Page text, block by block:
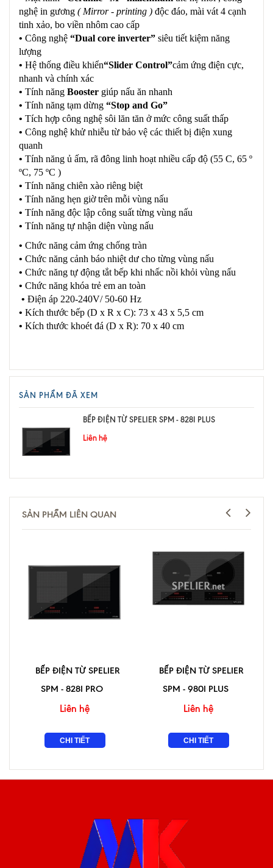
nghệ in gương ( Mirror - printing ) độc đáo, mài vát 4 cạnh
tinh xảo, bo viền nhôm cao cấp
• Công nghệ “Dual core inverter” siêu tiết kiệm năng
lượng
• Hệ thống điều khiển“Slider Control”cảm ứng điện cực,
nhanh và chính xác
• Tính năng Booster giúp nấu ăn nhanh
• Tính năng tạm dừng “Stop and Go”
• Tích hợp công nghệ sôi lăn tăn ở mức công suất thấp
• Công nghệ khử nhiễu từ bảo vệ các thiết bị điện xung
quanh
• Tính năng ủ ấm, rã đông linh hoạt nhiều cấp độ (55 C, 65 º
ºC, 75 ºC )
• Tính năng chiên xào riêng biệt
• Tính năng hẹn giờ trên mỗi vùng nấu
• Tính năng độc lập công suất từng vùng nấu
• Tính năng tự nhận diện vùng nấu
• Chức năng cảm ứng chống tràn
• Chức năng cảnh báo nhiệt dư cho từng vùng nấu
• Chức năng tự động tắt bếp khi nhấc nồi khỏi vùng nấu
• Chức năng khóa trẻ em an toàn
• Điện áp 220-240V/ 50-60 Hz
• Kích thước bếp (D x R x C): 73 x 43 x 5,5 cm
• Kích thước khoét đá (D x R): 70 x 40 cm
SẢN PHẨM ĐÃ XEM
BẾP ĐIỆN TỪ SPELIER SPM - 828I PLUS
Liên hệ
SẢN PHẨM LIÊN QUAN
BẾP ĐIỆN TỪ SPELIER
SPM - 828I PRO
Liên hệ
CHI TIẾT
BẾP ĐIỆN TỪ SPELIER
SPM - 980I PLUS
Liên hệ
CHI TIẾT